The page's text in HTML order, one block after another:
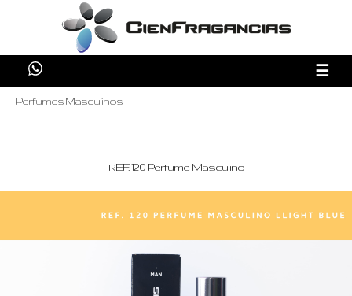
☰
Perfumes Masculinos
REF. 120 Perfume Masculino